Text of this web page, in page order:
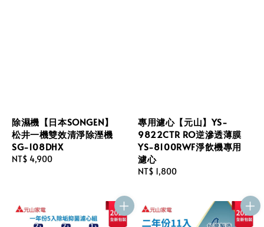
除濕機【日本SONGEN】
松井一機雙效清淨除溼機
SG-108DHX
Regular
NT$ 4,900
專用濾心【元山】YS-
9822CTR RO逆滲透薄膜
YS-8100RWF淨飲機專用
濾心
Regular
NT$ 1,800